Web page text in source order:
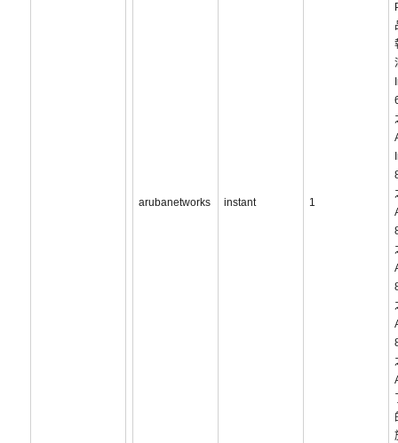
arubanetworks instant 1